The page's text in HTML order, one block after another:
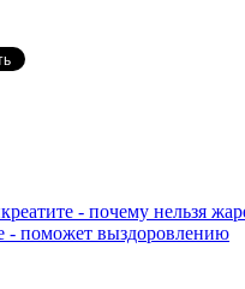
- почему нельзя
- поможет выздоровлению